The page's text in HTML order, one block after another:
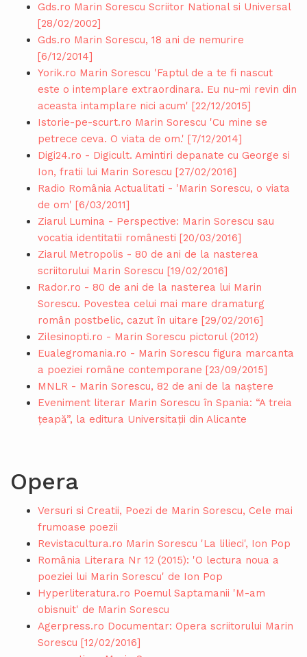
Gds.ro Marin Sorescu Scriitor National si Universal
[28/02/2002]
Gds.ro Marin Sorescu, 18 ani de nemurire
[6/12/2014]
Yorik.ro Marin Sorescu 'Faptul de a te fi nascut
este o intemplare extraordinara. Eu nu-mi revin din
aceasta intamplare nici acum' [22/12/2015]
Istorie-pe-scurt.ro Marin Sorescu 'Cu mine se
petrece ceva. O viata de om.' [7/12/2014]
Digi24.ro - Digicult. Amintiri depanate cu George si
Ion, fratii lui Marin Sorescu [27/02/2016]
Radio România Actualitati - 'Marin Sorescu, o viata
de om' [6/03/2011]
Ziarul Lumina - Perspective: Marin Sorescu sau
vocatia identitatii românesti [20/03/2016]
Ziarul Metropolis - 80 de ani de la nasterea
scriitorului Marin Sorescu [19/02/2016]
Rador.ro - 80 de ani de la nasterea lui Marin
Sorescu. Povestea celui mai mare dramaturg
român postbelic, cazut în uitare [29/02/2016]
Zilesinopti.ro - Marin Sorescu pictorul (2012)
Eualegromania.ro - Marin Sorescu figura marcanta
a poeziei române contemporane [23/09/2015]
MNLR - Marin Sorescu, 82 de ani de la naștere
Eveniment literar Marin Sorescu în Spania: “A treia
ţeapă”, la editura Universitaţii din Alicante
Opera
Versuri si Creatii, Poezi de Marin Sorescu, Cele mai
frumoase poezii
Revistacultura.ro Marin Sorescu 'La lilieci', Ion Pop
România Literara Nr 12 (2015): 'O lectura noua a
poeziei lui Marin Sorescu' de Ion Pop
Hyperliteratura.ro Poemul Saptamanii 'M-am
obisnuit' de Marin Sorescu
Agerpress.ro Documentar: Opera scriitorului Marin
Sorescu [12/02/2016]